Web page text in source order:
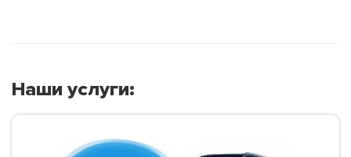
Наши услуги: